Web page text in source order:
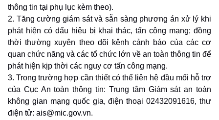
thông tin tại phụ lục kèm theo).
2. Tăng cường giám sát và sẵn sàng phương án xử lý khi
phát hiện có dấu hiệu bị khai thác, tấn công mạng; đồng
thời thường xuyên theo dõi kênh cảnh báo của các cơ
quan chức năng và các tổ chức lớn về an toàn thông tin để
phát hiện kịp thời các nguy cơ tấn công mạng.
3. Trong trường hợp cần thiết có thể liên hệ đầu mối hỗ trợ
của Cục An toàn thông tin: Trung tâm Giám sát an toàn
không gian mạng quốc gia, điện thoại 02432091616, thư
điện tử: ais@mic.gov.vn.